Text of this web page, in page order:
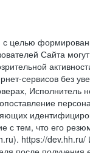
целью
Сайта
сервисов без
Исполнитель
с тем, что его
https://dev.hh.ru/